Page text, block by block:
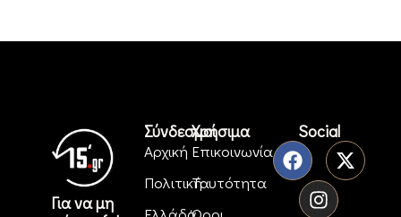
Για να μη
Σύνδεσμοι
Αρχική
Πολιτική
Χρήσιμα
Επικοινωνία
Ταυτότητα
Social